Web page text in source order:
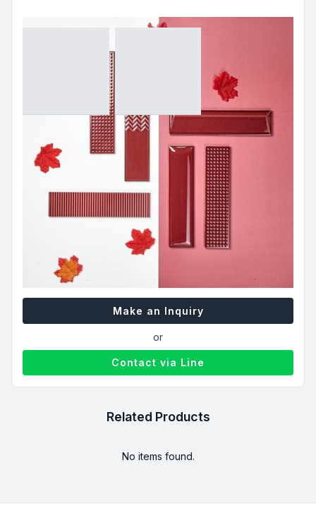
กระเบื้องลายอิฐ (SUBWAY TILES)
กระเบื้องลายอิฐ Amber L6817
กระเบื้องลายอิฐ (Subway Tiles) ราคา 2190 บาทต่อตารางเมตร
บรรจุภัณฑ์ 1 ตร.ม./กล่อง, 52 ชิ้น/กล่อง
Make an Inquiry
or
Contact via Line
Related Products
No items found.